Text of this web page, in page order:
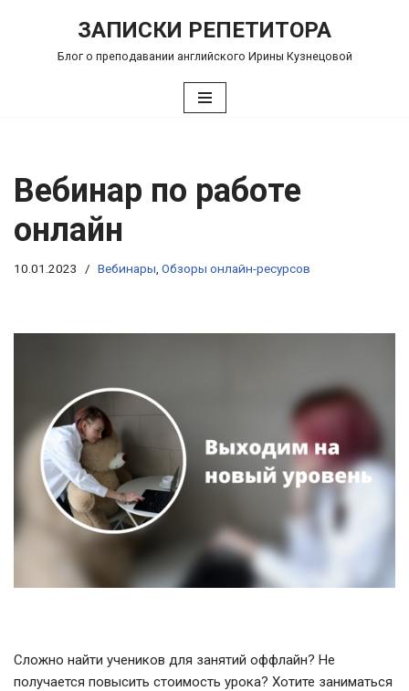
Перейти
ЗАПИСКИ РЕПЕТИТОРА
Блог о преподавании английского Ирины Кузнецовой
Вебинар по работе
онлайн
10.01.2023 Вебинары Обзоры онлайн-ресурсов
Сложно найти учеников для занятий оффлайн? Не
получается повысить стоимость урока? Хотите заниматься